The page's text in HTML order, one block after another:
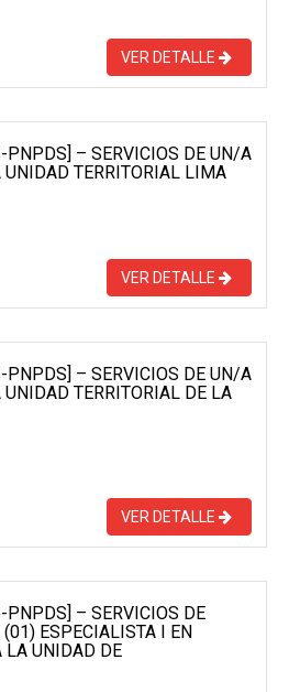
VER DETALLE
– SERVICIOS DE UN/A
TERRITORIAL LIMA
VER DETALLE
– SERVICIOS DE UN/A
TERRITORIAL DE LA
VER DETALLE
– SERVICIOS DE
ESPECIALISTA I EN
LA UNIDAD DE